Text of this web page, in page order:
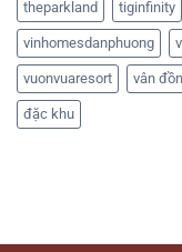
theparkland tiginfinity
vinhomesdanphuong
vuonvuaresort vân đồn
đặc khu